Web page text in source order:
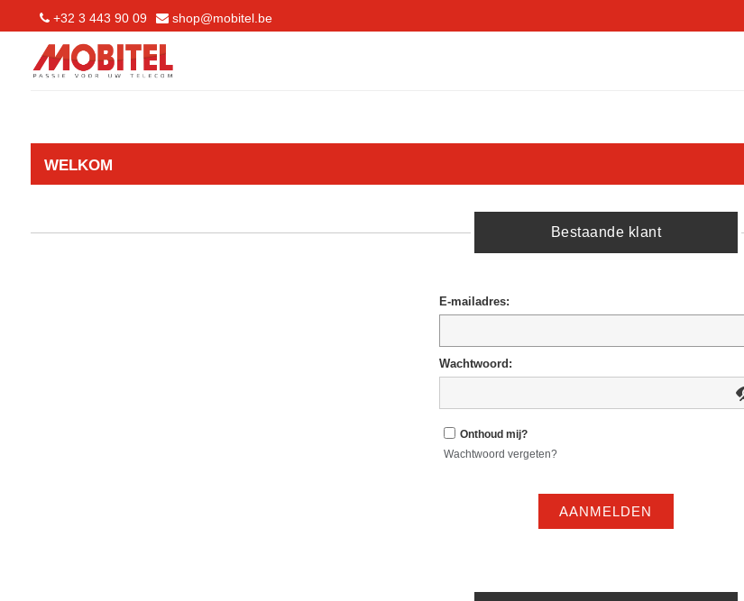
+32 3 443 90 09 shop@mobitel.be
WELKOM
Bestaande klant
E-mailadres:
Wachtwoord:
Onthoud mij?
Wachtwoord vergeten?
AANMELDEN